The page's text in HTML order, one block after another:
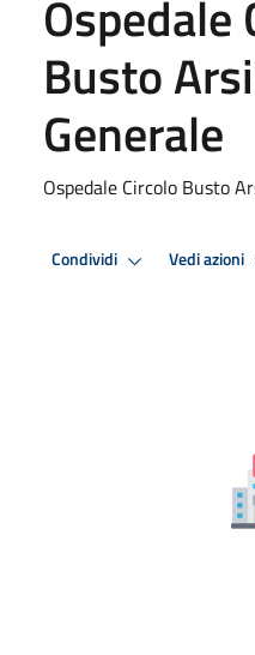
Ospedale
Busto
Generale
Ospedale Circolo Busto
Condividi Vedi azioni